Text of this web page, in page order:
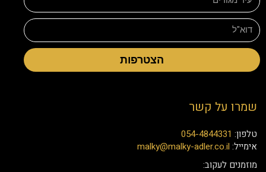
הצטרפות
שמרו על קשר
טלפון: 054-4844331
אימייל: malky@malky-adler.co.il
מוזמנים לעקוב: